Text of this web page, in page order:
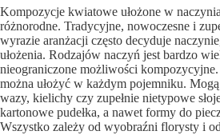
Kompozycje kwiatowe ułożone w
różnorodne. Tradycyjne, nowoczesne i
wyrazie aranżacji często decyduje
ułożenia. Rodzajów naczyń jest bardzo
nieograniczone możliwości
można ułożyć w każdym pojemniku.
wazy, kielichy czy zupełnie nietypowe
kartonowe pudełka, a nawet formy do
Wszystko zależy od wyobraźni florysty i